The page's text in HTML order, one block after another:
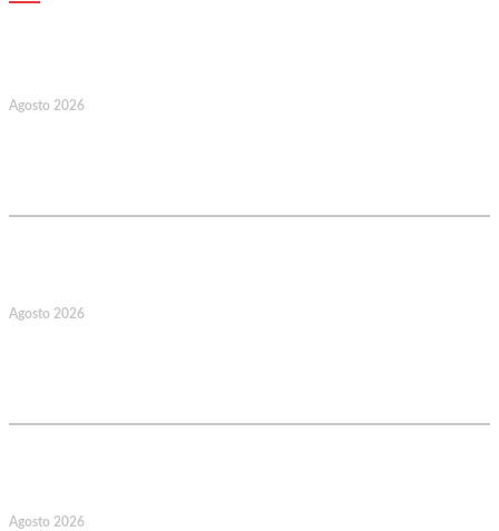
Agosto 2026
Agosto 2026
Agosto 2026